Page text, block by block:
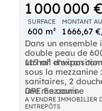
1 000 000 €
SURFACE
600 m²
MONTANT
1 666,67
Dans un
double peau de
115 m² environ
un hall
sous la mezzanine
sanitaires, 2
une mezzanine
DPE En cours
A VENDRE IMMOBILIER
ENTREPÔTS